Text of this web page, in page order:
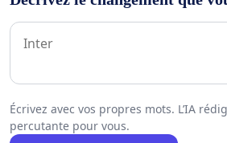
Écrivez avec vos propres mots. L’IA
percutante pour vous.